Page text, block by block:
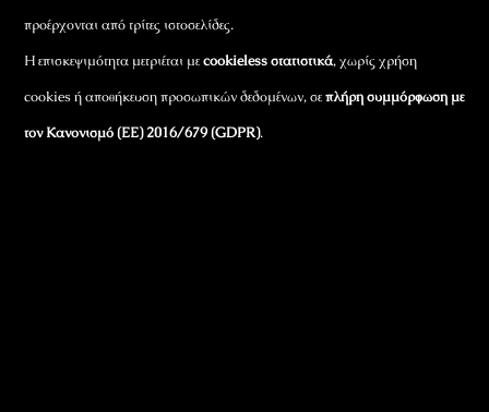
προέρχονται από τρίτες ιστοσελίδες.
Η επισκεψιμότητα μετριέται μεcookieless στατιστικά, χωρίς χρήση
cookies ή αποθήκευση προσωπικών δεδομένων, σεπλήρη συμμόρφωση με
τον Κανονισμό (ΕΕ) 2016/679 (GDPR).